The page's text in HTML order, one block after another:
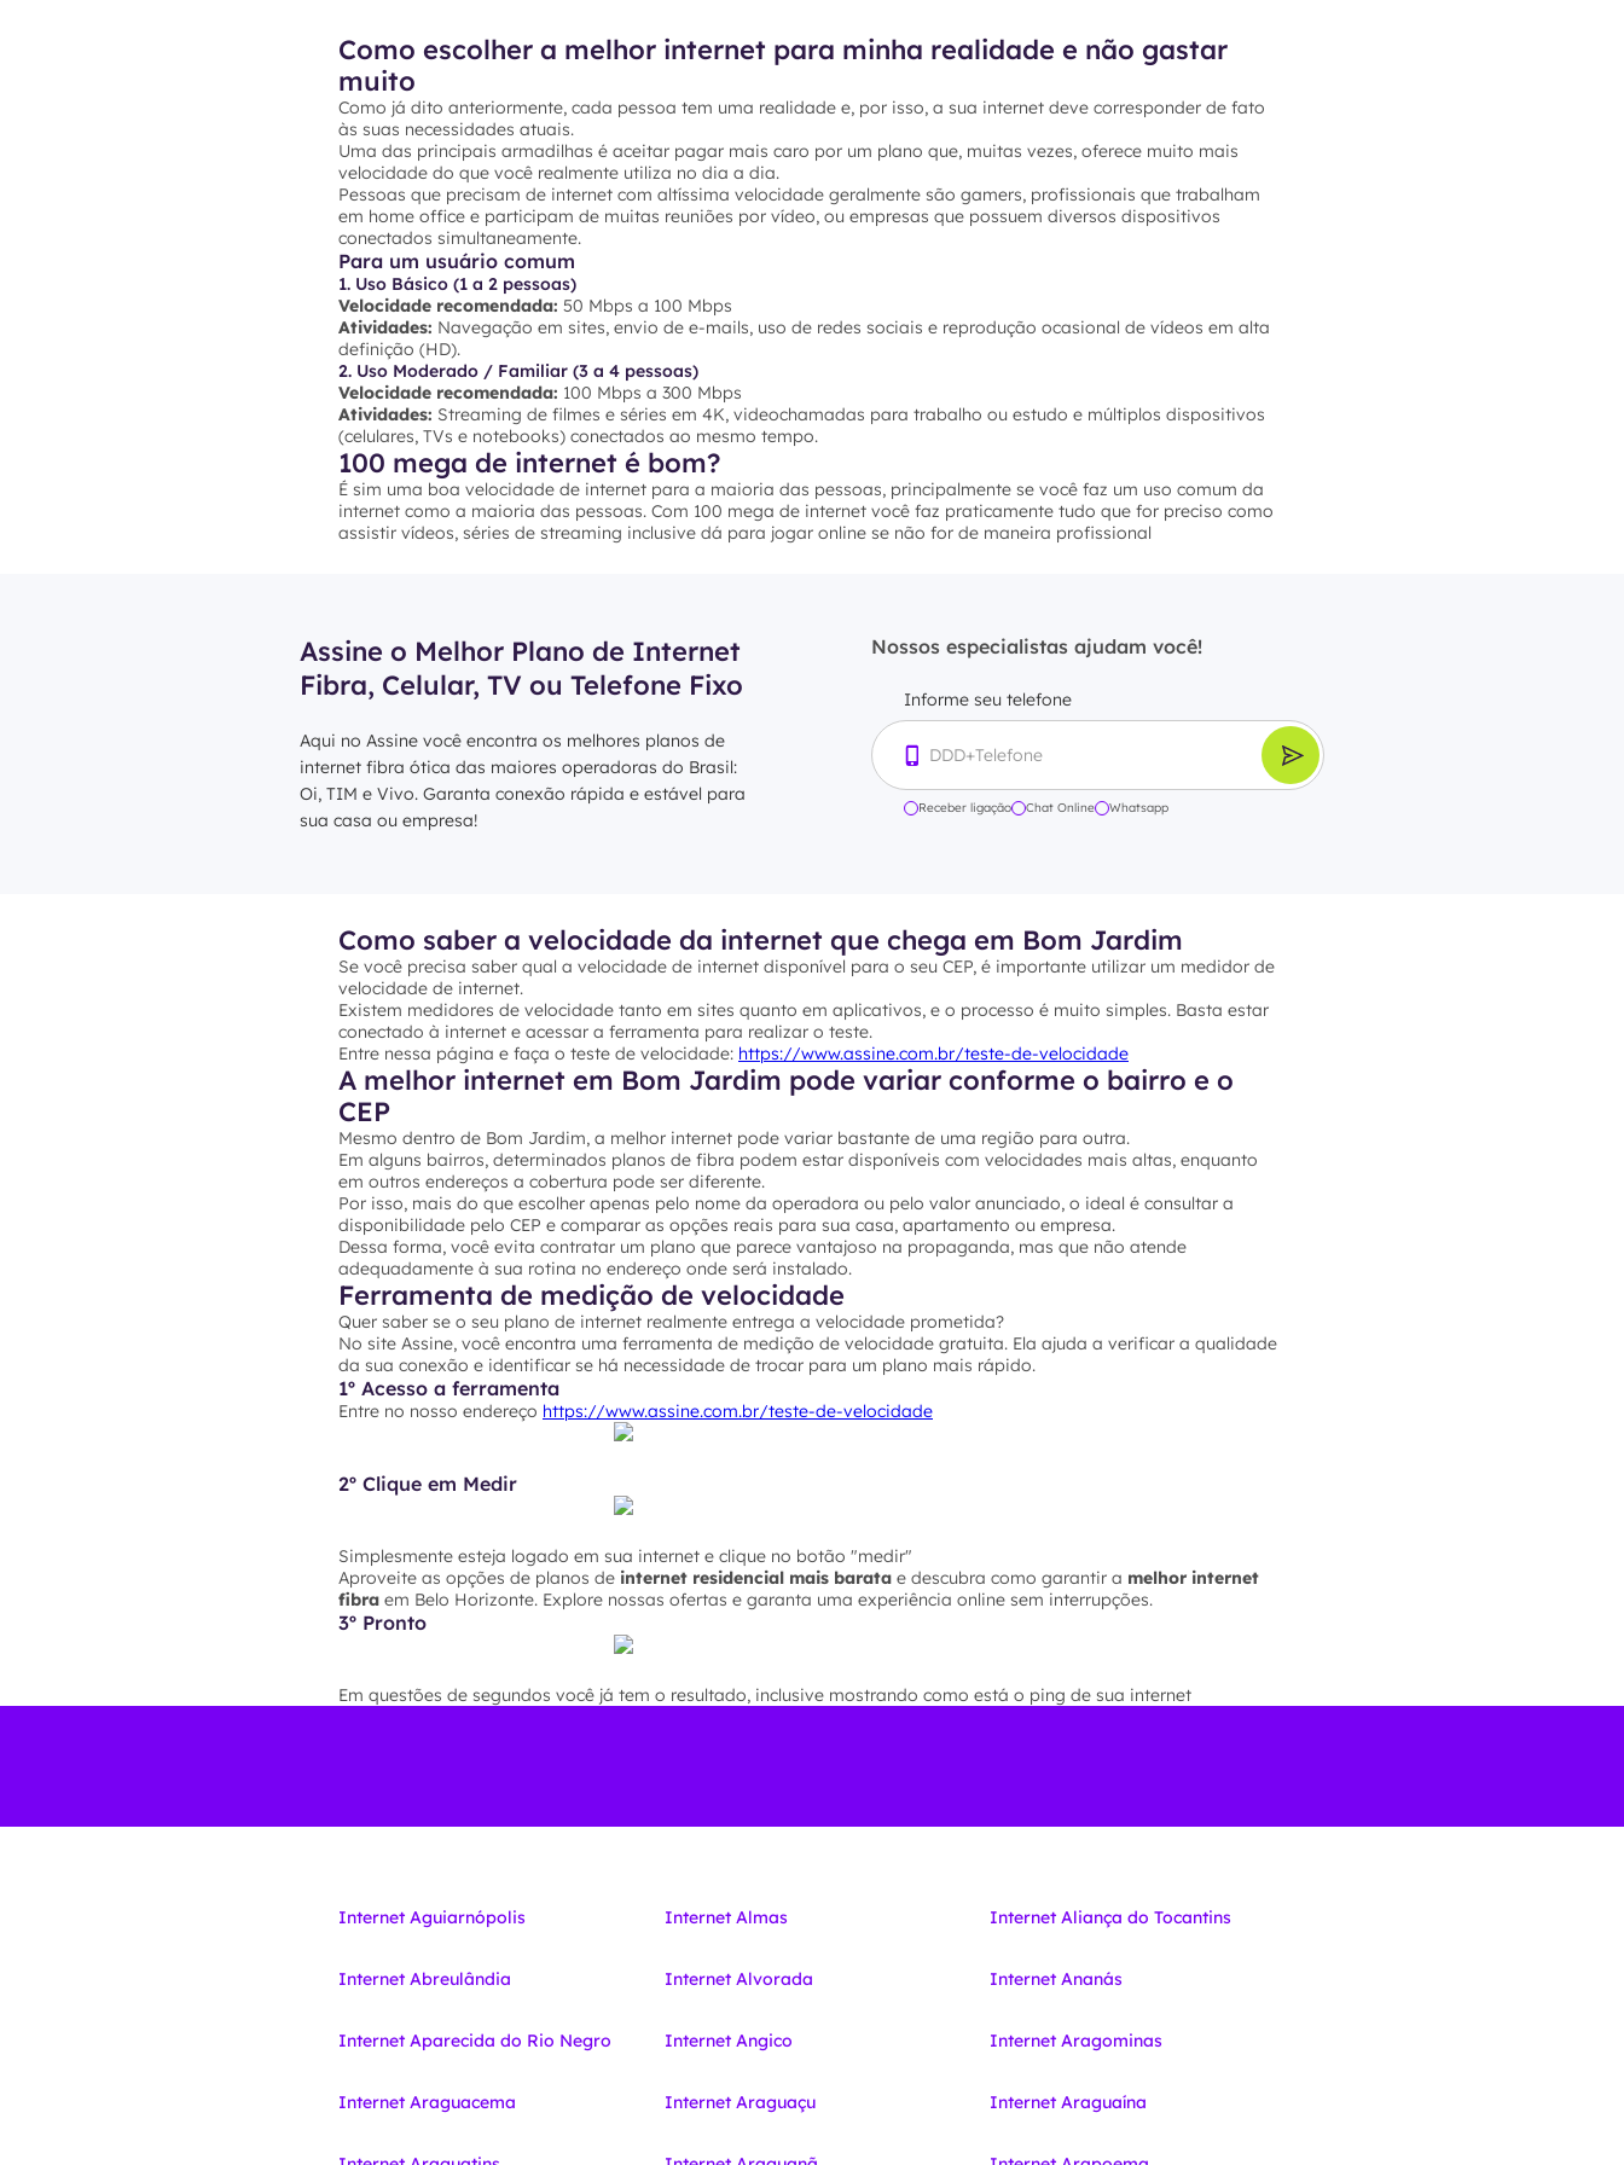
Como escolher a melhor internet para minha realidade e não gastar
muito
Como já dito anteriormente, cada pessoa tem uma realidade e, por isso, a sua internet deve corresponder de fato
às suas necessidades atuais.
Uma das principais armadilhas é aceitar pagar mais caro por um plano que, muitas vezes, oferece muito mais
velocidade do que você realmente utiliza no dia a dia.
Pessoas que precisam de internet com altíssima velocidade geralmente são gamers, profissionais que trabalham
em home office e participam de muitas reuniões por vídeo, ou empresas que possuem diversos dispositivos
conectados simultaneamente.
Para um usuário comum
1. Uso Básico (1 a 2 pessoas)
Velocidade recomendada: 50 Mbps a 100 Mbps
Atividades: Navegação em sites, envio de e-mails, uso de redes sociais e reprodução ocasional de vídeos em alta
definição (HD).
2. Uso Moderado / Familiar (3 a 4 pessoas)
Velocidade recomendada: 100 Mbps a 300 Mbps
Atividades: Streaming de filmes e séries em 4K, videochamadas para trabalho ou estudo e múltiplos dispositivos
(celulares, TVs e notebooks) conectados ao mesmo tempo.
100 mega de internet é bom?
É sim uma boa velocidade de internet para a maioria das pessoas, principalmente se você faz um uso comum da
internet como a maioria das pessoas. Com 100 mega de internet você faz praticamente tudo que for preciso como
assistir vídeos, séries de streaming inclusive dá para jogar online se não for de maneira profissional
Assine o Melhor Plano de Internet
Fibra, Celular, TV ou Telefone Fixo
Aqui no Assine você encontra os melhores planos de
internet fibra ótica das maiores operadoras do Brasil:
Oi, TIM e Vivo. Garanta conexão rápida e estável para
sua casa ou empresa!
Nossos especialistas ajudam você!
Informe seu telefone
Receber ligação Chat Online Whatsapp
Como saber a velocidade da internet que chega em Bom Jardim
Se você precisa saber qual a velocidade de internet disponível para o seu CEP, é importante utilizar um medidor de
velocidade de internet.
Existem medidores de velocidade tanto em sites quanto em aplicativos, e o processo é muito simples. Basta estar
conectado à internet e acessar a ferramenta para realizar o teste.
Entre nessa página e faça o teste de velocidade: https://www.assine.com.br/teste-de-velocidade
A melhor internet em Bom Jardim pode variar conforme o bairro e o
CEP
Mesmo dentro de Bom Jardim, a melhor internet pode variar bastante de uma região para outra.
Em alguns bairros, determinados planos de fibra podem estar disponíveis com velocidades mais altas, enquanto
em outros endereços a cobertura pode ser diferente.
Por isso, mais do que escolher apenas pelo nome da operadora ou pelo valor anunciado, o ideal é consultar a
disponibilidade pelo CEP e comparar as opções reais para sua casa, apartamento ou empresa.
Dessa forma, você evita contratar um plano que parece vantajoso na propaganda, mas que não atende
adequadamente à sua rotina no endereço onde será instalado.
Ferramenta de medição de velocidade
Quer saber se o seu plano de internet realmente entrega a velocidade prometida?
No site Assine, você encontra uma ferramenta de medição de velocidade gratuita. Ela ajuda a verificar a qualidade
da sua conexão e identificar se há necessidade de trocar para um plano mais rápido.
1º Acesso a ferramenta
Entre no nosso endereço https://www.assine.com.br/teste-de-velocidade
2º Clique em Medir
Simplesmente esteja logado em sua internet e clique no botão "medir"
Aproveite as opções de planos de internet residencial mais barata e descubra como garantir a melhor internet
fibra em Belo Horizonte. Explore nossas ofertas e garanta uma experiência online sem interrupções.
3º Pronto
Em questões de segundos você já tem o resultado, inclusive mostrando como está o ping de sua internet
Internet Aguiarnópolis Internet Almas Internet Aliança do Tocantins
Internet Abreulândia Internet Alvorada Internet Ananás
Internet Aparecida do Rio Negro Internet Angico Internet Aragominas
Internet Araguacema Internet Araguaçu Internet Araguaína